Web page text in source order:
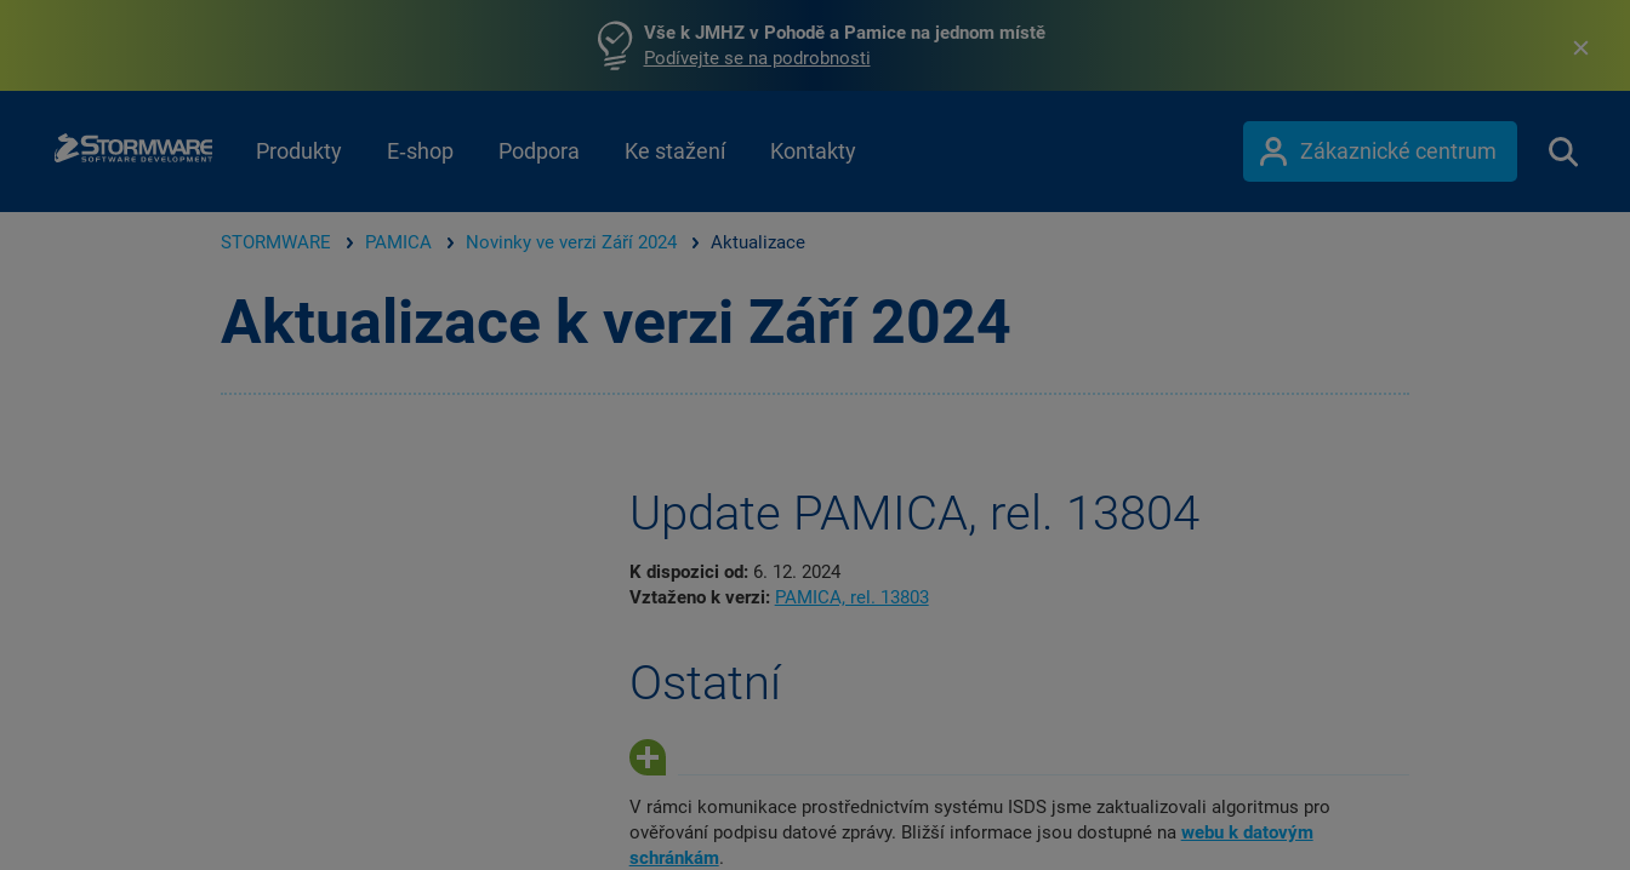
Vše k JMHZ v Pohodě a Pamice na jednom místě
Podívejte se na podrobnosti
Produkty E‑shop Podpora Ke stažení Kontakty Zákaznické centrum
STORMWARE PAMICA Novinky ve verzi Září 2024 Aktualizace
Aktualizace k verzi Září 2024
Update PAMICA, rel. 13804
K dispozici od: 6. 12. 2024
Vztaženo k verzi: PAMICA, rel. 13803
Ostatní
V rámci komunikace prostřednictvím systému ISDS jsme zaktualizovali algoritmus pro
ověřování podpisu datové zprávy. Bližší informace jsou dostupné na webu k datovým
schránkám.